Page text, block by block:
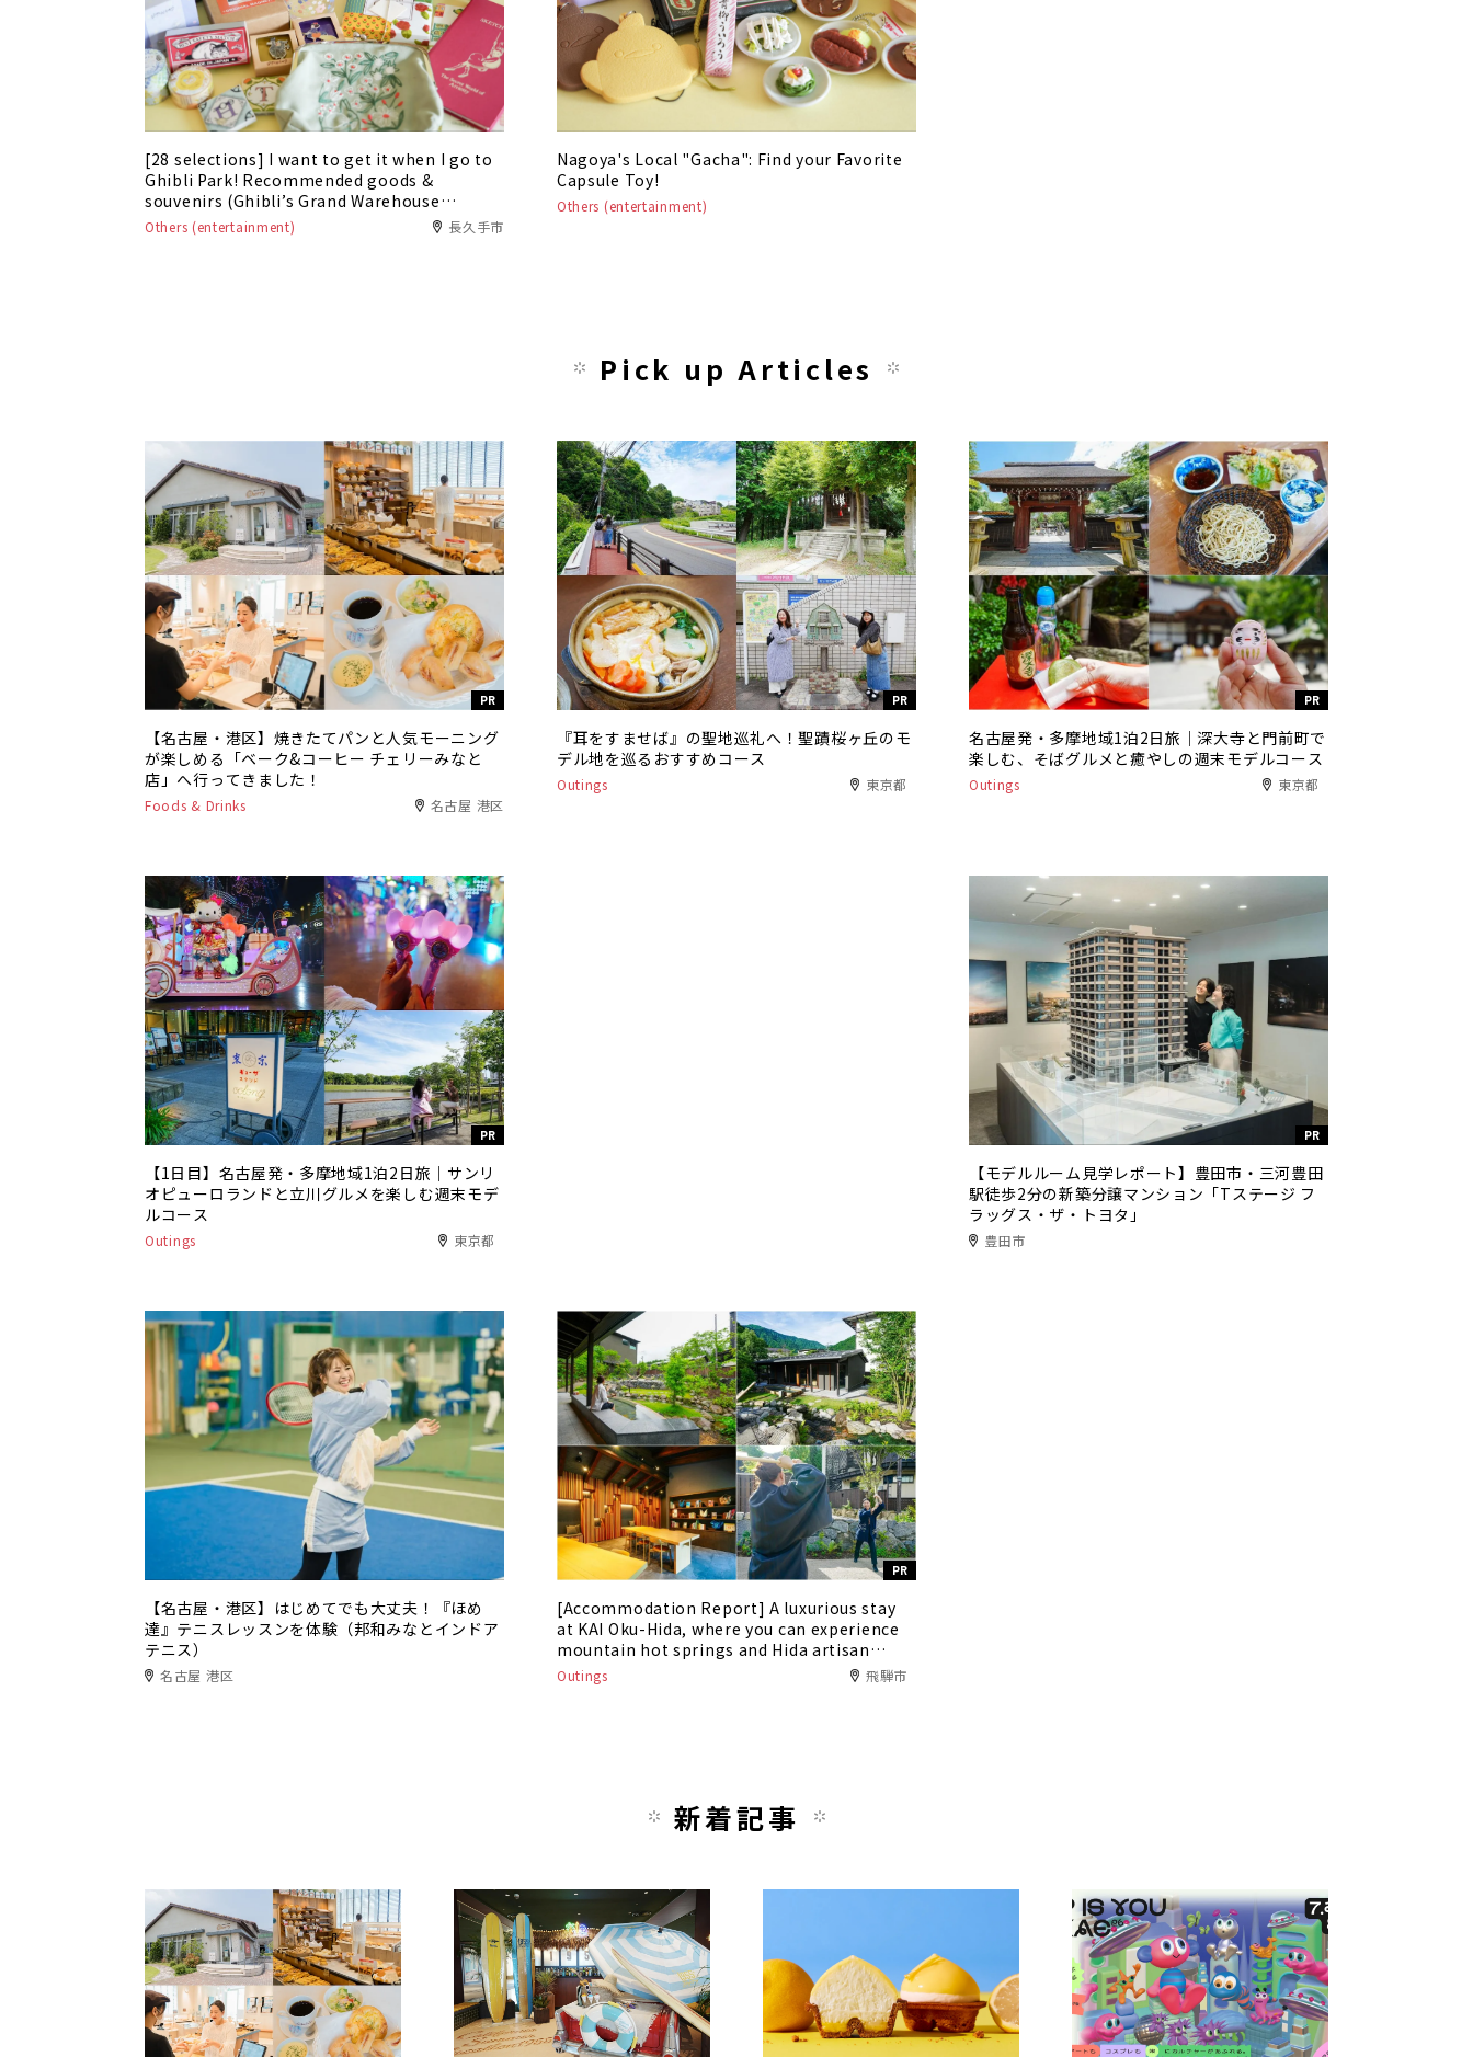
[28 selections] I want to get it when I go to
Ghibli Park! Recommended goods &
souvenirs (Ghibli’s Grand Warehouse
edition)
Others (entertainment) 長久手市
Nagoya's Local "Gacha": Find your Favorite
Capsule Toy!
Others (entertainment)
Pick up Articles
PR
【名古屋・港区】焼きたてパンと人気モーニング
が楽しめる「ベーク&コーヒー チェリーみなと
店」へ行ってきました！
Foods & Drinks 名古屋 港区
PR
『耳をすませば』の聖地巡礼へ！聖蹟桜ヶ丘のモ
デル地を巡るおすすめコース
Outings 東京都
PR
名古屋発・多摩地域1泊2日旅｜深大寺と門前町で
楽しむ、そばグルメと癒やしの週末モデルコース
Outings 東京都
PR
【1日目】名古屋発・多摩地域1泊2日旅｜サンリ
オピューロランドと立川グルメを楽しむ週末モデ
ルコース
Outings 東京都
PR
【モデルルーム見学レポート】豊田市・三河豊田
駅徒歩2分の新築分譲マンション「Tステージ フ
ラッグス・ザ・トヨタ」
豊田市
【名古屋・港区】はじめてでも大丈夫！『ほめ
達』テニスレッスンを体験（邦和みなとインドア
テニス）
名古屋 港区
PR
[Accommodation Report] A luxurious stay
at KAI Oku-Hida, where you can experience
mountain hot springs and Hida artisan
culture
Outings 飛騨市
新着記事